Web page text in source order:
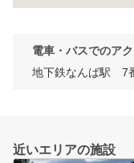
電車・バスでのア
地下鉄なんば駅　7
近いエリアの施設